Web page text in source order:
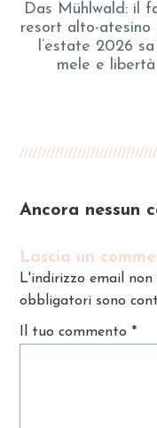
Das Mühlwald: il
resort alto-atesino
l’estate 2026
mele e libertà
Ancora nessun
Lascia un
L'indirizzo email
obbligatori sono
Il tuo commento *